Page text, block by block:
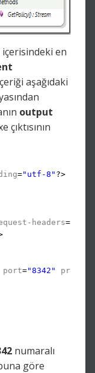
en
aşağıdaki
output
="utf-8" ?>
headers=
port="8342"
numaralı
göre